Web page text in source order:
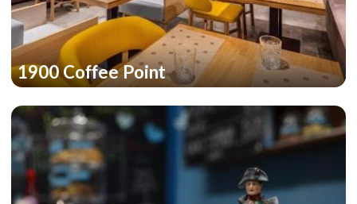
1900 Coffee Point